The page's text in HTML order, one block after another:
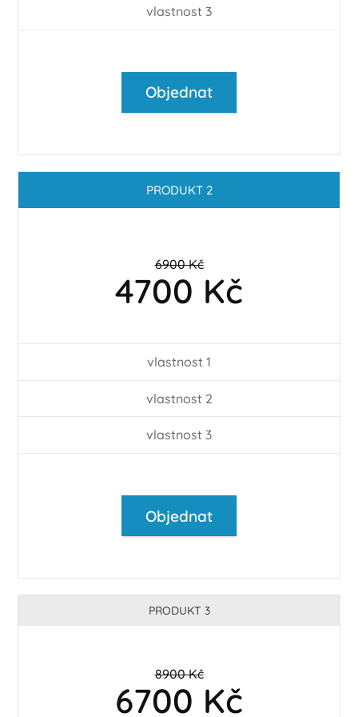
vlastnost 3
Objednat
PRODUKT 2
6900 Kč
4700 Kč
vlastnost 1
vlastnost 2
vlastnost 3
Objednat
PRODUKT 3
8900 Kč
6700 Kč